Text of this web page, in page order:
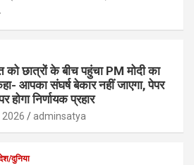
को छात्रों के बीच पहुंचा PM मोदी का
आपका संघर्ष बेकार नहीं जाएगा, पेपर
होगा निर्णायक प्रहार
2026 adminsatya
दुनिया